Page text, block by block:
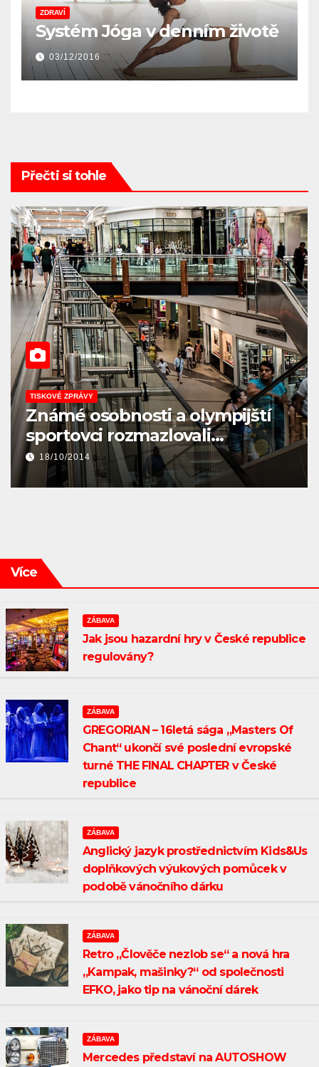
ZDRAVÍ
Systém Jóga v denním životě
03/12/2016
Přečti si tohle
EKONOMIKA KULTURA TISKOVÉ ZPRÁVY
Program Kreativní
zpřístupněn žadatelům
28/01/2014
Více
ZÁBAVA
Jak jsou hazardní hry v České republice
regulovány?
ZÁBAVA
GREGORIAN – 16letá sága „Masters Of
Chant“ ukončí své poslední evropské
turné THE FINAL CHAPTER v České
republice
ZÁBAVA
Anglický jazyk prostřednictvím Kids&Us
doplňkových výukových pomůcek v
podobě vánočního dárku
ZÁBAVA
Retro „Člověče nezlob se“ a nová hra
„Kampak, mašinky?“ od společnosti
EFKO, jako tip na vánoční dárek
ZÁBAVA
Mercedes představí na AUTOSHOW